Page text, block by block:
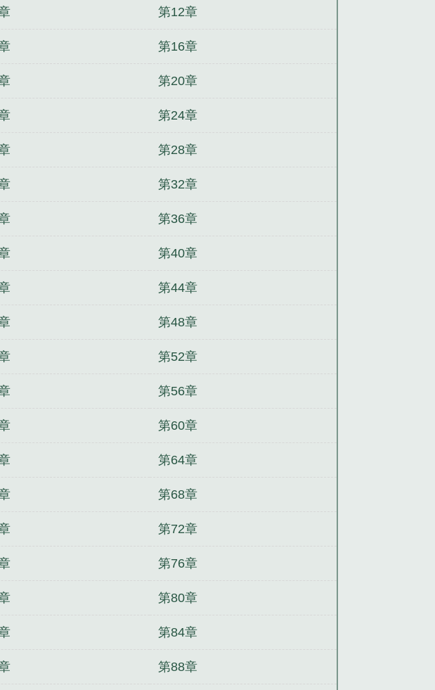
第12章
第16章
第20章
第24章
第28章
第32章
第36章
第40章
第44章
第48章
第52章
第56章
第60章
第64章
第68章
第72章
第76章
第80章
第84章
第88章